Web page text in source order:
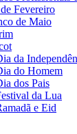
Fevereiro
de Maio
da
do Homem
dos Pais
da Lua
e Eid